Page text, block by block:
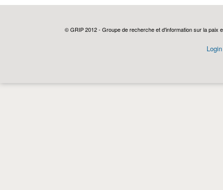
© GRIP 2012 - Groupe de recherche et d'information sur la paix
Login